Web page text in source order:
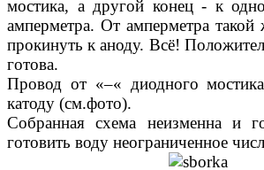
мостика, а другой конец - к
амперметра. От амперметра
прокинуть к аноду. Всё!
готова.
Провод от «–« диодного
катоду (см.фото).
Собранная схема неизменна и
готовить воду неограниченное